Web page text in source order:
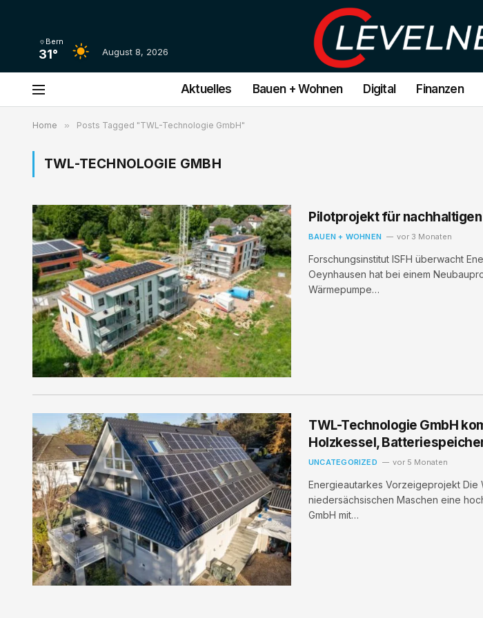
Bern
31° August 8, 2026
Aktuelles Bauen + Wohnen Digital Finanzen
Home » Posts Tagged "TWL-Technologie GmbH"
TWL-TECHNOLOGIE GMBH
Pilotprojekt für
BAUEN + WOHNEN vor 3 Monaten
Forschungsinstitut ISFH überwacht
Oeynhausen hat bei einem
Wärmepumpe…
TWL-Technologie GmbH
Holzkessel,
UNCATEGORIZED vor 5 Monaten
Energieautarkes Vorzeigeprojekt Die
niedersächsischen Maschen eine
GmbH mit…